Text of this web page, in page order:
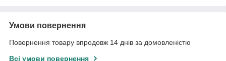
Умови повернення
Повернення товару впродовж 14 днів за домовленістю
Всі умови повернення